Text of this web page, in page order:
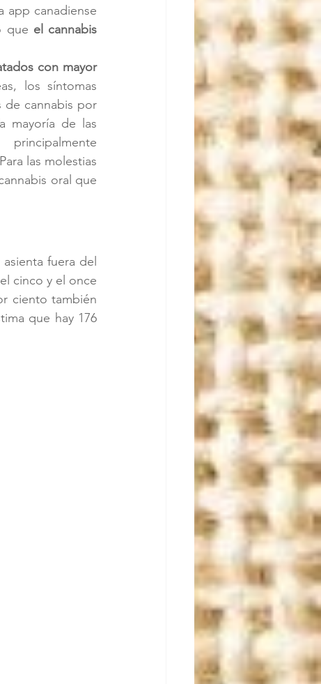
app canadiense
que el cannabis
con mayor
los síntomas
de cannabis por
mayoría de las
las molestias
oral que
fuera del
cinco y el once
ciento también
que hay 176